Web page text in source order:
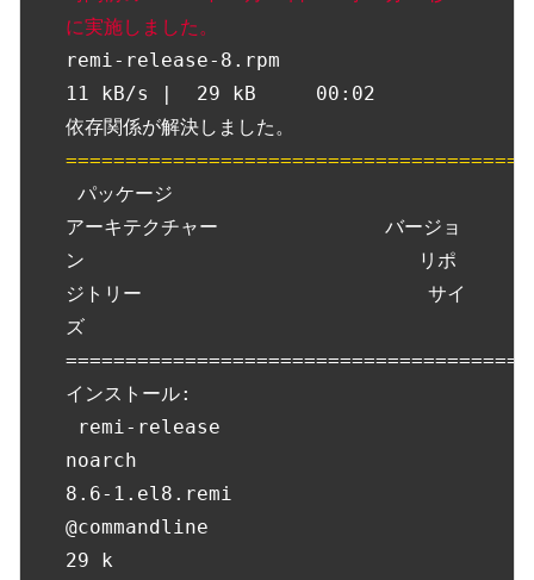
に実施しました。
remi-release-8.rpm
11 kB/s |  29 kB     00:02
アーキテクチャー              バージョ
ン                            リポ
ジトリー                        サイ
ズ
インストール:
noarch
8.6-1.el8.remi
@commandline
29 k